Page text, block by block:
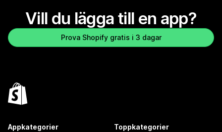
Vill du lägga till en app?
Prova Shopify gratis i 3 dagar
Appkategorier Toppkategorier